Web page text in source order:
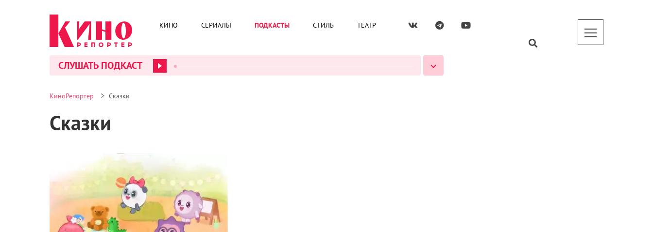
КИНО СЕРИАЛЫ ПОДКАСТЫ СТИЛЬ ТЕАТР
СЛУШАТЬ ПОДКАСТ
КиноРепортер > Сказки
Сказки
Новости